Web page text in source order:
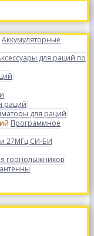
Аккумуляторные
для раций по
раций
для раций
Программное
27МГц СИ-БИ
горнолыжников